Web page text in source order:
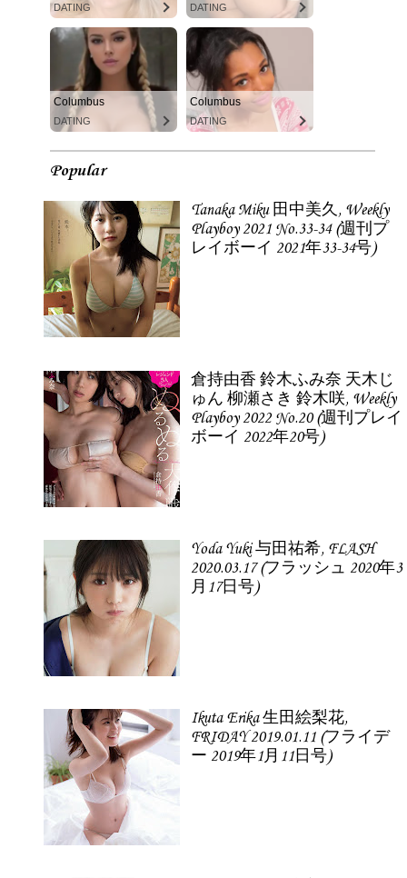
DATING DATING
Columbus
DATING
Columbus
DATING
Popular
Tanaka Miku 田中美久, Weekly
Playboy 2021 No.33-34 (週刊プ
レイボーイ 2021年33-34号)
倉持由香 鈴木ふみ奈 天木じ
ゅん 柳瀬さき 鈴木咲, Weekly
Playboy 2022 No.20 (週刊プレイ
ボーイ 2022年20号)
Yoda Yuki 与田祐希, FLASH
2020.03.17 (フラッシュ 2020年3
月17日号)
Ikuta Erika 生田絵梨花,
FRIDAY 2019.01.11 (フライデ
ー 2019年1月11日号)